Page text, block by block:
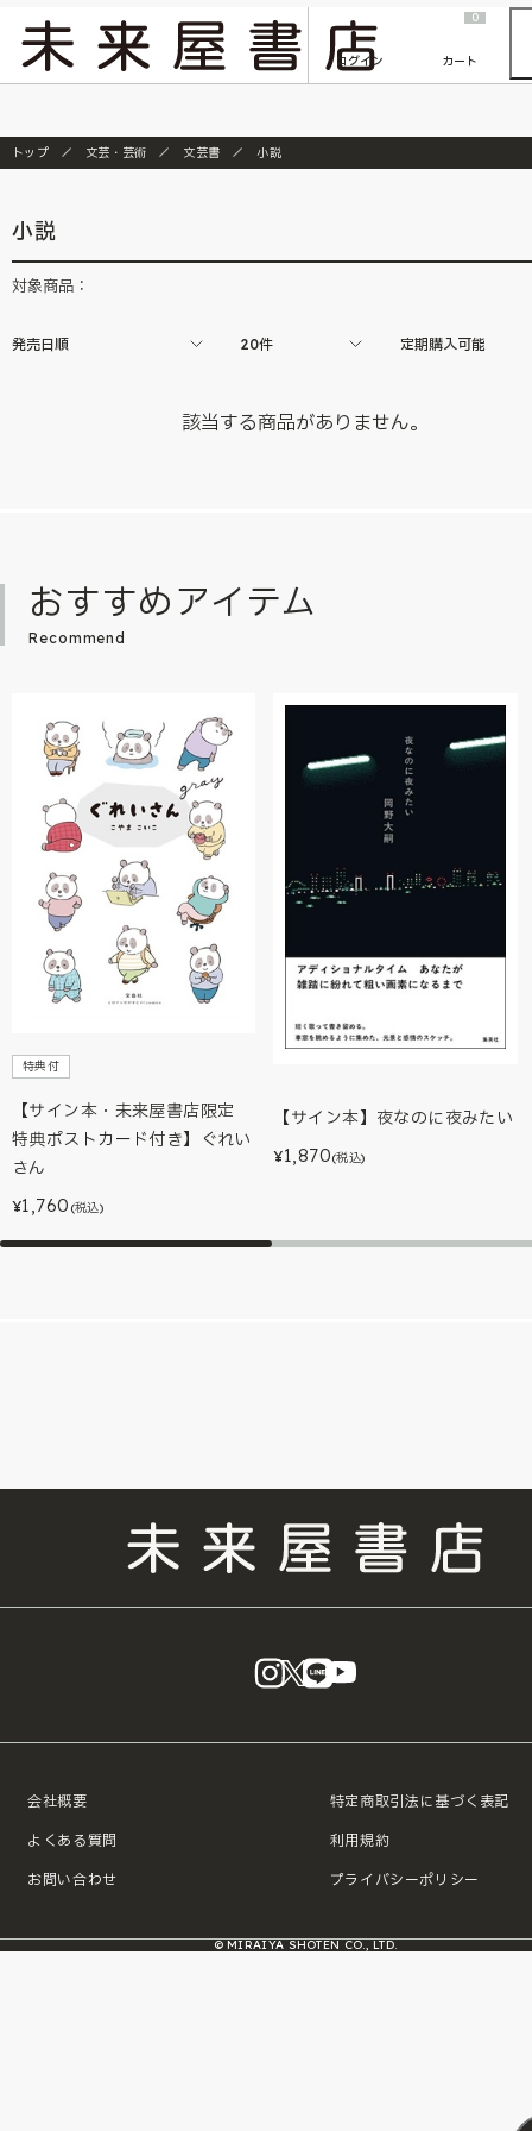
『ONE PIECE magazine 021 ONE PIECEカード付き同梱版』発売延期のご案内
ログイン
0
カート
トップ 文芸・芸術 文芸書 小説
小説
対象商品：
発売日順 20件 定期購入可能
該当する商品がありません。
おすすめアイテム
Recommend
特典付
【サイン本・未来屋書店限定
特典ポストカード付き】ぐれい
さん
¥1,760 (税込)
【サイン本】夜なのに夜みたい
¥1,870(税込)
instagram
X LINE
会社概要
よくある質問
お問い合わせ
特定商取引法に基づく表記
利用規約
プライバシーポリシー
© MIRAIYA SHOTEN CO., LTD.